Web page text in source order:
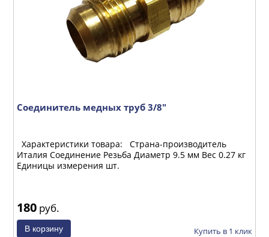
Соединитель медных труб 3/8"
Характеристики товара: Страна-производитель
Италия Соединение Резьба Диаметр 9.5 мм Вес 0.27 кг
Единицы измерения шт.
180 руб.
Купить в 1 клик